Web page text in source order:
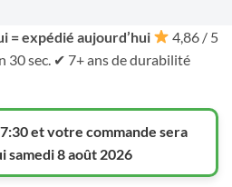
= expédié aujourd’hui
4,86 / 5
30 sec. ✔ 7+ ans de durabilité
et votre commande sera
samedi 8 août 2026